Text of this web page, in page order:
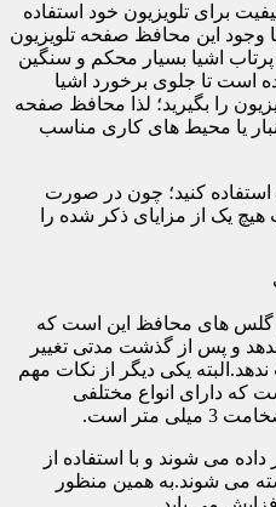
برای تلویزیون خود استفاده
وجود این محافظ صفحه تلویزیون
اشیا بسیار محکم و سنگین
است تا جلوی برخورد اشیا
را بگیرید؛ لذا محافظ صفحه
یا محیط های کاری مناسب
کنید؛ چون در صورت
یک از مزایای ذکر شده را
گلس های محافظ این است که
و پس از گذشت مدتی تغییر
یکی دیگر از نکات مهم
که دارای انواع مختلفی
است.
می شوند و با استفاده از
می شوند.به همین منظور